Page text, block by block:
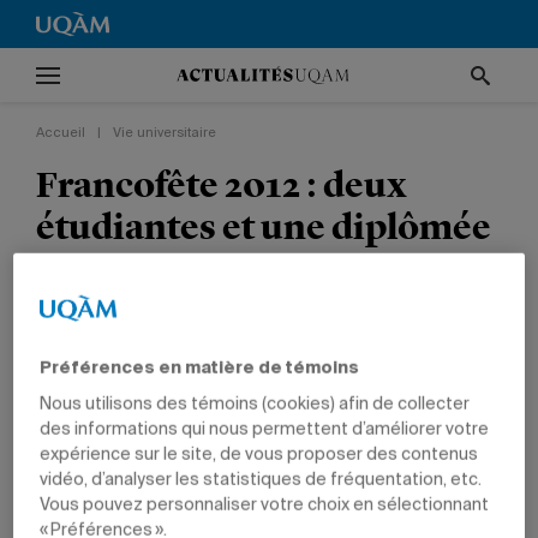
Accueil Vie universitaire
Francofête 2012 : deux
étudiantes et une diplômée
COMMUNICATION
ÉTUDIANTS DIPLÔMÉS
Préférences en matière de témoins
Nous utilisons des témoins (cookies) afin de collecter
des informations qui nous permettent d’améliorer votre
expérience sur le site, de vous proposer des contenus
vidéo, d’analyser les statistiques de fréquentation, etc.
Vous pouvez personnaliser votre choix en sélectionnant
« Préférences ».